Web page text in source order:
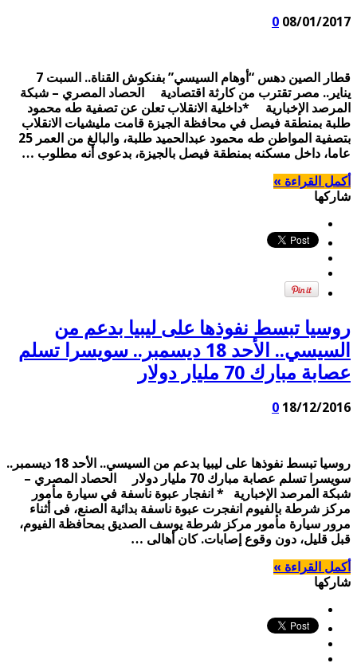
08/01/2017
0
قطار الصين دهس “أوهام السيسي” بفنكوش القناة.. السبت 7
يناير.. مصر تقترب من كارثة اقتصادية الحصاد المصري – شبكة
المرصد الإخبارية *داخلية الانقلاب تعلن عن تصفية طه محمود
طلبة بمنطقة فيصل في محافظة الجيزة قامت مليشيات الانقلاب
بتصفية المواطن طه محمود عبدالحميد طلبة، والبالغ من العمر 25
عاما، داخل مسكنه بمنطقة فيصل بالجيزة، بدعوى أنه مطلوب …
أكمل القراءة »
شاركها
روسيا تبسط نفوذها على ليبيا بدعم من
السيسي.. الأحد 18 ديسمبر.. سويسرا تسلم
عصابة مبارك 70 مليار دولار
18/12/2016
0
روسيا تبسط نفوذها على ليبيا بدعم من السيسي.. الأحد 18 ديسمبر..
سويسرا تسلم عصابة مبارك 70 مليار دولار الحصاد المصري –
شبكة المرصد الإخبارية * انفجار عبوة ناسفة في سيارة مأمور
مركز شرطة بالفيوم انفجرت عبوة ناسفة بدائية الصنع، فى أثناء
مرور سيارة مأمور مركز شرطة يوسف الصديق بمحافظة الفيوم،
قبل قليل، دون وقوع إصابات. كان أهالى …
أكمل القراءة »
شاركها